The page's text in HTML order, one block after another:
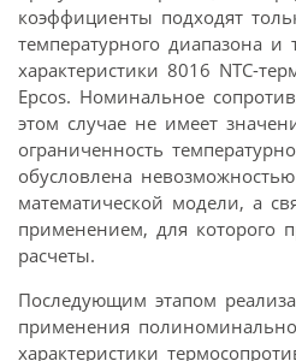
коэффициенты подходят
температурного диапазона и
характеристики 8016 NTC-
Epcos. Номинальное
этом случае не имеет
ограниченность
обусловлена
математической модели, а
применением, для которого
расчеты.
Последующим этапом
применения
характеристики